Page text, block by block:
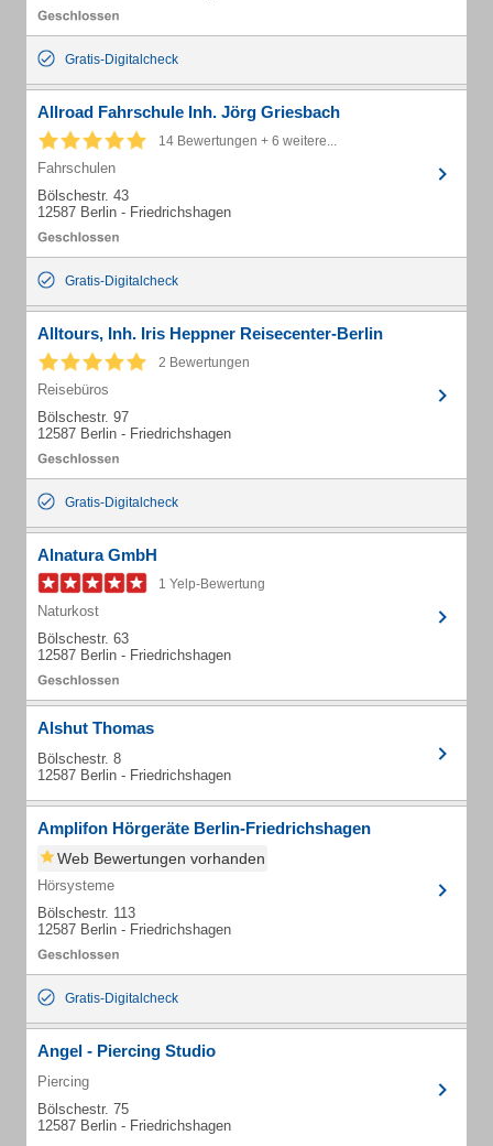
Gratis-Digitalcheck
Allroad Fahrschule Inh. Jörg Griesbach
14 Bewertungen + 6 weitere...
Fahrschulen
Bölschestr. 43
12587 Berlin - Friedrichshagen
Gratis-Digitalcheck
Alltours, Inh. Iris Heppner Reisecenter-Berlin
2 Bewertungen
Reisebüros
Bölschestr. 97
12587 Berlin - Friedrichshagen
Gratis-Digitalcheck
Alnatura GmbH
1 Yelp-Bewertung
Naturkost
Bölschestr. 63
12587 Berlin - Friedrichshagen
Alshut Thomas
Bölschestr. 8
12587 Berlin - Friedrichshagen
Amplifon Hörgeräte Berlin-Friedrichshagen
Web Bewertungen vorhanden
Hörsysteme
Bölschestr. 113
12587 Berlin - Friedrichshagen
Gratis-Digitalcheck
Angel - Piercing Studio
Piercing
Bölschestr. 75
12587 Berlin - Friedrichshagen